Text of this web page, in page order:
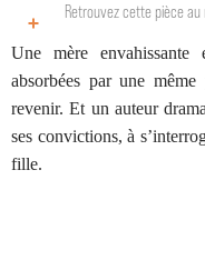
Retrouvez cette pièce au
Une mère
absorbées par une
revenir. Et un auteur
ses convictions, à
fille.